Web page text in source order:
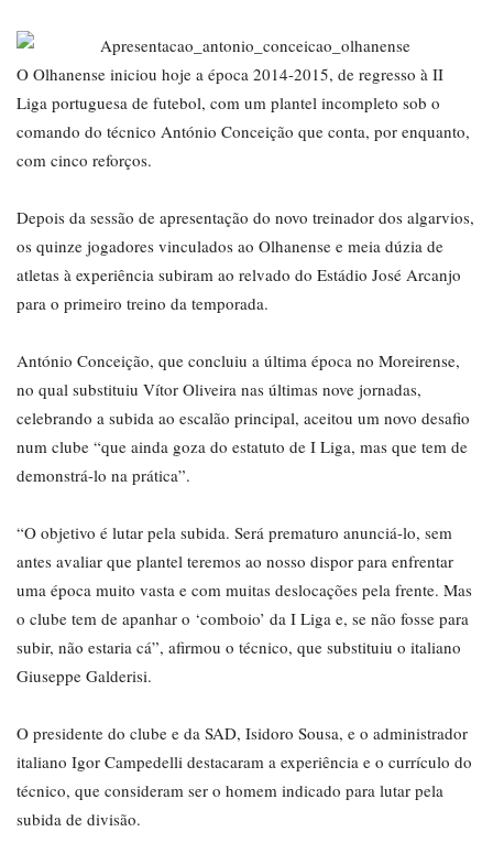
O Olhanense iniciou hoje a época 2014-2015, de regresso à II
Liga portuguesa de futebol, com um plantel incompleto sob o
comando do técnico António Conceição que conta, por enquanto,
com cinco reforços.
Depois da sessão de apresentação do novo treinador dos algarvios,
os quinze jogadores vinculados ao Olhanense e meia dúzia de
atletas à experiência subiram ao relvado do Estádio José Arcanjo
para o primeiro treino da temporada.
António Conceição, que concluiu a última época no Moreirense,
no qual substituiu Vítor Oliveira nas últimas nove jornadas,
celebrando a subida ao escalão principal, aceitou um novo desafio
num clube “que ainda goza do estatuto de I Liga, mas que tem de
demonstrá-lo na prática”.
“O objetivo é lutar pela subida. Será prematuro anunciá-lo, sem
antes avaliar que plantel teremos ao nosso dispor para enfrentar
uma época muito vasta e com muitas deslocações pela frente. Mas
o clube tem de apanhar o ‘comboio’ da I Liga e, se não fosse para
subir, não estaria cá”, afirmou o técnico, que substituiu o italiano
Giuseppe Galderisi.
O presidente do clube e da SAD, Isidoro Sousa, e o administrador
italiano Igor Campedelli destacaram a experiência e o currículo do
técnico, que consideram ser o homem indicado para lutar pela
subida de divisão.